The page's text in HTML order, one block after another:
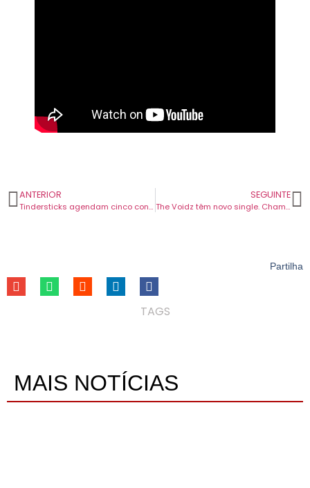
ANTERIOR
Tindersticks agendam cinco concertos em Portugal com disco novo na bagagem.
SEGUINTE
The Voidz têm novo single. Chama-se “All The Same”.
Partilha
TAGS
MAIS NOTÍCIAS